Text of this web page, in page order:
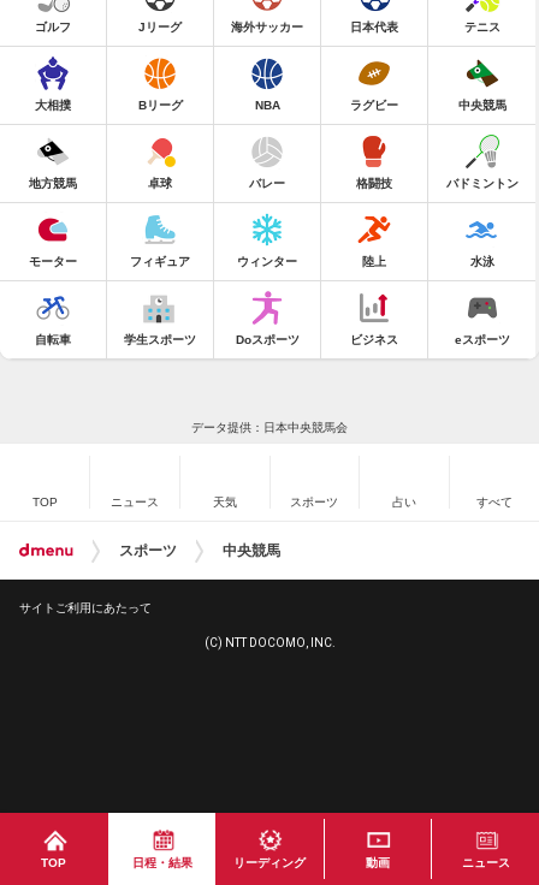
TOP 日程・結果 リーディング 動画 ニュース
ゴルフ Jリーグ 海外サッカー 日本代表 テニス
大相撲 Bリーグ NBA ラグビー 中央競馬
地方競馬 卓球 バレー 格闘技 バドミントン
モーター フィギュア ウィンター 陸上 水泳
自転車 学生スポーツ Doスポーツ ビジネス eスポーツ
データ提供：日本中央競馬会
TOP ニュース 天気 スポーツ 占い すべて
スポーツ 中央競馬
サイトご利用にあたって
(C) NTT DOCOMO, INC.